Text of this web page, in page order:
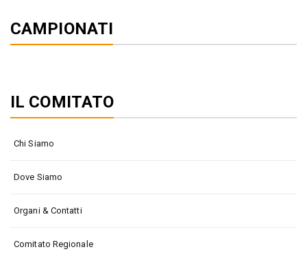
CAMPIONATI
IL COMITATO
Chi Siamo
Dove Siamo
Organi & Contatti
Comitato Regionale